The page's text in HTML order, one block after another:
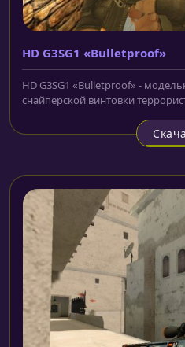
HD G3SG1 «Bulletproof»
HD G3SG1 «Bulletproof» -
снайперской винтовки